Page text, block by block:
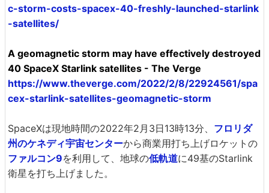
c-storm-costs-spacex-40-freshly-launched-starlink
-satellites/
A geomagnetic storm may have effectively destroyed
40 SpaceX Starlink satellites - The Verge
https://www.theverge.com/2022/2/8/22924561/spa
cex-starlink-satellites-geomagnetic-storm
SpaceXは現地時間の2022年2月3日13時13分、 フロリダ
州のケネディ宇宙センターから商業用打ち上げロケットの
ファルコン9を利用して、地球の低軌道に49基のStarlink
衛星を打ち上げました。